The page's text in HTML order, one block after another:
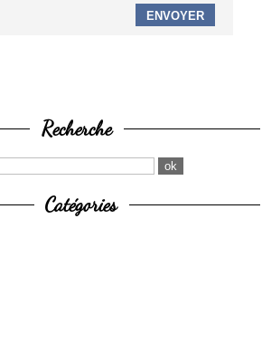
Recherche
Catégories